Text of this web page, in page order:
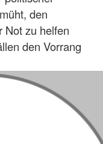
den
Not zu helfen
den Vorrang